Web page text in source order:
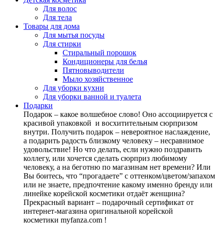
Для волос
Для тела
Товары для дома
Для мытья посуды
Для стирки
Стиральный порошок
Кондиционеры для белья
Пятновыводители
Мыло хозяйственное
Для уборки кухни
Для уборки ванной и туалета
Подарки
Подарок – какое волшебное слово! Оно ассоциируется с
красивой упаковкой и восхитительным сюрпризом
внутри. Получить подарок – невероятное наслаждение,
а подарить радость близкому человеку – несравнимое
удовольствие! Но что делать, если нужно поздравить
коллегу, или хочется сделать сюрприз любимому
человеку, а на беготню по магазинам нет времени? Или
Вы боитесь, что “прогадаете” с оттенком/цветом/запахом
или не знаете, предпочтение какому именно бренду или
линейке корейской косметики отдаёт женщина?
Прекрасный вариант – подарочный сертификат от
интернет-магазина оригинальной корейской
косметики myfanza.com !